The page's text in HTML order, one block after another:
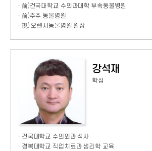
· 前)건국대학교 수의과대학 부속동물병원
· 前)주주 동물병원
· 現) 오렌지동물병원 원장
강석재
학점
· 건국대학교 수의외과 석사
· 경복대학교 직업치료과 생리학 교육